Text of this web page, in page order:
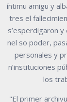
íntimu amigu y
tres el
s’esperdigaron
nel so poder,
personales y
n’instituciones
los
"El primer